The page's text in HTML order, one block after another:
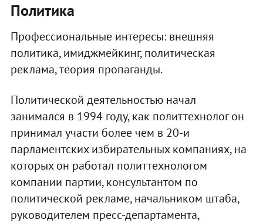
Политика
Профессиональные интересы: внешняя
политика, имиджмейкинг, политическая
реклама, теория пропаганды.
Политической деятельностью начал
занимался в 1994 году, как политтехнолог он
принимал участи более чем в 20-и
парламентских избирательных компаниях, на
которых он работал политтехнологом
компании партии, консультантом по
политической рекламе, начальником штаба,
руководителем пресс-департамента,